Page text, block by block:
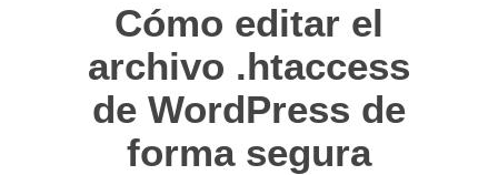
Cómo editar el
archivo .htaccess
de WordPress de
forma segura